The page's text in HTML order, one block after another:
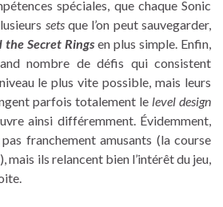
spéciales, que chaque Sonic
sets que l’on peut sauvegarder,
the Secret Rings en plus simple. Enfin,
nombre de défis qui consistent
le plus vite possible, mais leurs
parfois totalement le level design
ainsi différemment. Évidemment,
franchement amusants (la course
), mais ils relancent bien l’intérêt du jeu,